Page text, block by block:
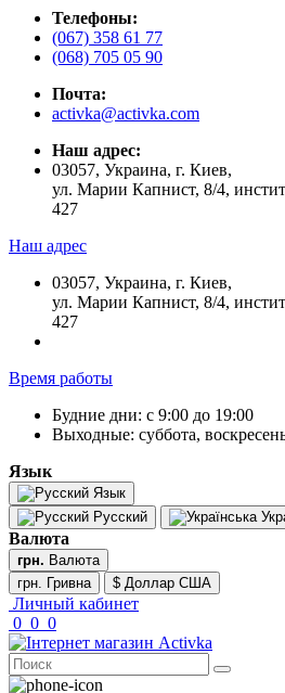
Телефоны:
(067) 358 61 77
(068) 705 05 90
Почта:
activka@activka.com
Наш адрес:
03057, Украина, г. Киев,
ул. Марии Капнист, 8/4,
427
Наш адрес
03057, Украина, г. Киев,
ул. Марии Капнист, 8/4,
427
Время работы
Будние дни: с 9:00 до 19:00
Выходные: суббота,
Язык
Язык
Русский
Валюта
грн. Валюта
грн. Гривна
$ Доллар США
Личный кабинет
0 0 0